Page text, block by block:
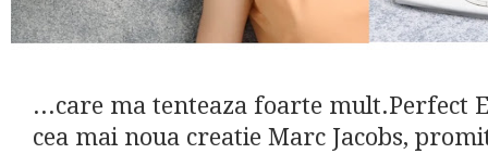
...care ma tenteaza foarte mult.Perfect
cea mai noua creatie Marc Jacobs,